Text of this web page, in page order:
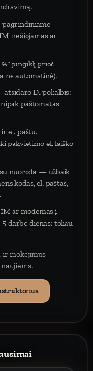
nešiojamas ar
jungiklį prieš
ne automatinė).
atsidaro DI pokalbis:
paštomatas
el. paštu.
pakvietimo el. laiško
nuoroda — užbaik
kodas, el. paštas,
ar modemas į
darbo dienas; toliau
ir mokėjimus —